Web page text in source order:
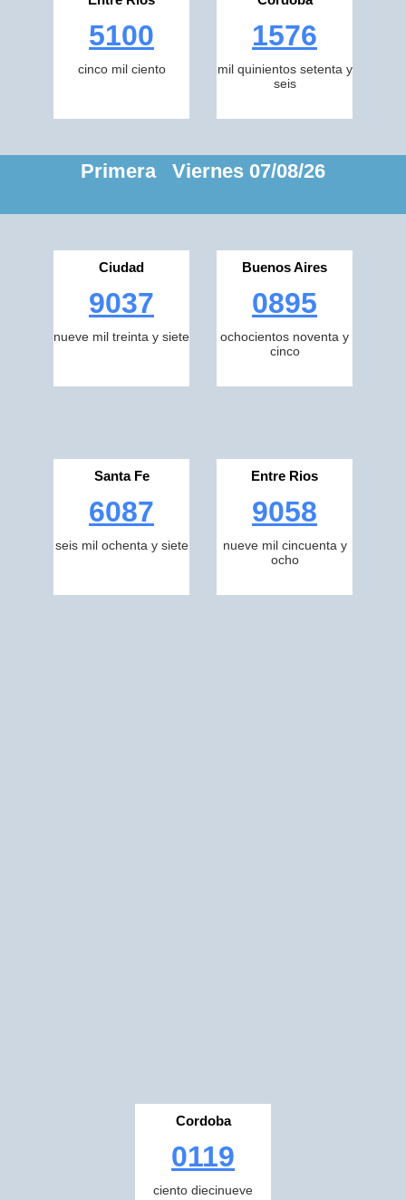
5100
cinco mil ciento
1576
mil quinientos setenta y
seis
Primera Viernes 07/08/26
Ciudad
9037
nueve mil treinta y siete
Buenos Aires
0895
ochocientos noventa y
cinco
Santa Fe
6087
seis mil ochenta y siete
Entre Rios
9058
nueve mil cincuenta y
ocho
Cordoba
0119
ciento diecinueve